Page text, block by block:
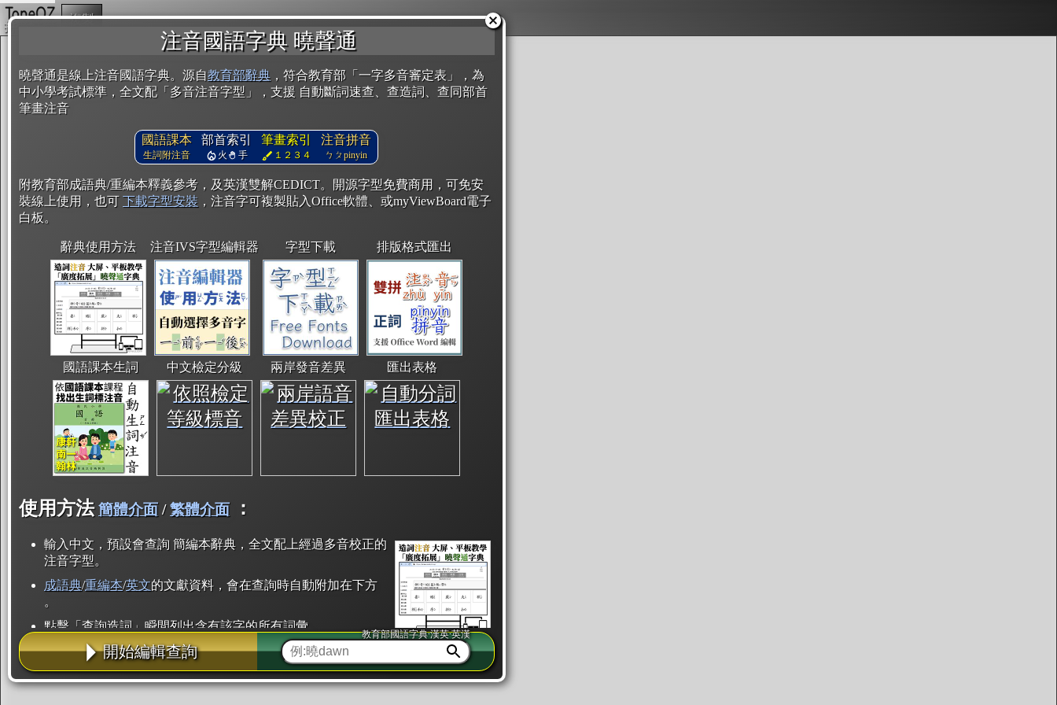
注音國語字典 曉聲通
曉聲通是線上注音國語字典。源自教育部辭典 ，符合教育部「一字多音審定表」，為
中小學考試標準，全文配「多音注音字型」，支援 自動斷詞速查、查造詞、查同部首
筆畫注音
國語課本
生詞附注音
部首索引
火 手
筆畫索引
１２３４
注音拼音
ㄅㄆpinyin
附教育部成語典/重編本釋義參考，及英漢雙解CEDICT。開源字型免費商用，可免安
裝線上使用，也可 下載字型安裝 ，注音字可複製貼入Office軟體、或myViewBoard電子
白板。
辭典使用方法 注音IVS字型編輯器 字型下載 排版格式匯出
國語課本生詞 中文檢定分級 兩岸發音差異 匯出表格
使用方法 簡體介面/繁體介面 ：
輸入中文，預設會查詢 簡編本辭典，全文配上經過多音校正的
注音字型。
成語典/重編本/英文的文獻資料，會在查詢時自動附加在下方
。
點擊「查詢造詞」瞬間列出含有該字的所有詞彙。
點「部首」瞬間列出所有「同部首字」。也支援查詢「同注音」或「同筆畫」。
辭典解釋的全文都經過自動斷詞，點擊便可瞬間「連續查詢」此字詞的解釋，不
用手動重複輸入。
開始編輯查詢
教育部國語字典·漢英·英漢
複製